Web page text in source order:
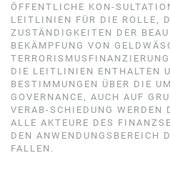
ÖFFENTLICHE KON-
LEITLINIEN FÜR DIE ROLLE,
ZUSTÄNDIGKEITEN DER
BEKÄMPFUNG VON
DIE LEITLINIEN ENTHALTEN
BESTIMMUNGEN ÜBER DIE
GOVERNANCE, AUCH AUF
VERAB-SCHIEDUNG
ALLE AKTEURE DES
DEN ANWENDUNGSBEREICH
FALLEN.